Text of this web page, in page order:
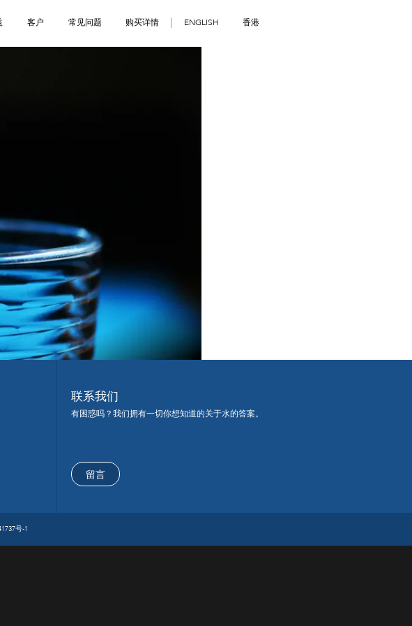
客户 常见问题 购买详情 ENGLISH 香港
联系我们
有困惑吗？我们拥有一切你想知道的关于水的答案。
留言
号-1